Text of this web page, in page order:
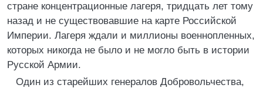
стране концентрационные лагеря, тридцать лет тому
назад и не существовавшие на карте Российской
Империи. Лагеря ждали и миллионы военнопленных,
которых никогда не было и не могло быть в истории
Русской Армии.
Один из старейших генералов Добровольчества,